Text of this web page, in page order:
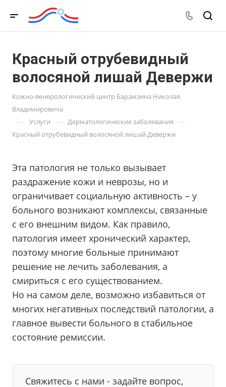
Красный отрубевидный
волосяной лишай Девержи
Кожно-венерологический центр Барамзина Николая
Владимировича
— Услуги — Дерматологические заболевания —
Красный отрубевидный волосяной лишай Девержи
Эта патология не только вызывает
раздражение кожи и неврозы, но и
ограничивает социальную активность – у
больного возникают комплексы, связанные
с его внешним видом. Как правило,
патология имеет хронический характер,
поэтому многие больные принимают
решение не лечить заболевания, а
смириться с его существованием.
Но на самом деле, возможно избавиться от
многих негативных последствий патологии, а
главное вывести больного в стабильное
состояние ремиссии.
Свяжитесь с нами - задайте вопрос,